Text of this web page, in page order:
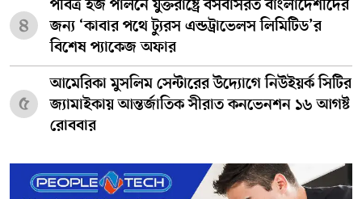
৪
পবিত্র হজ পালনে যুক্তরাষ্ট্রে বসবাসরত বাংলাদেশীদের
জন্য ‘কাবার পথে ট্যুরস এন্ডট্রাভেলস লিমিটিড’র
বিশেষ প্যাকেজ অফার
৫
আমেরিকা মুসলিম সেন্টারের উদ্যোগে নিউইয়র্ক সিটির
জ্যামাইকায় আন্তর্জাতিক সীরাত কনভেনশন ১৬ আগষ্ট
রোববার